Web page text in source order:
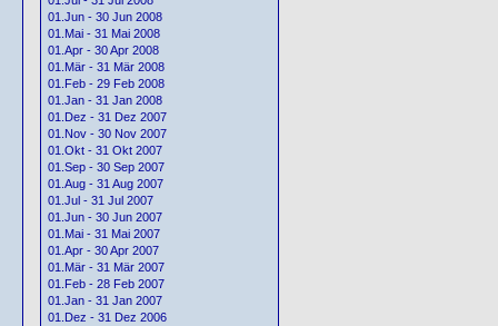
01.Jun - 30 Jun 2008
01.Mai - 31 Mai 2008
01.Apr - 30 Apr 2008
01.Mär - 31 Mär 2008
01.Feb - 29 Feb 2008
01.Jan - 31 Jan 2008
01.Dez - 31 Dez 2007
01.Nov - 30 Nov 2007
01.Okt - 31 Okt 2007
01.Sep - 30 Sep 2007
01.Aug - 31 Aug 2007
01.Jul - 31 Jul 2007
01.Jun - 30 Jun 2007
01.Mai - 31 Mai 2007
01.Apr - 30 Apr 2007
01.Mär - 31 Mär 2007
01.Feb - 28 Feb 2007
01.Jan - 31 Jan 2007
01.Dez - 31 Dez 2006